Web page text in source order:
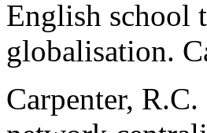
English school
globalisation.
Carpenter,